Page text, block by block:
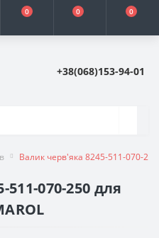
0 0 0
+38(068)153-94-01
Валик черв'яка 8245-511-070-
070-250 для